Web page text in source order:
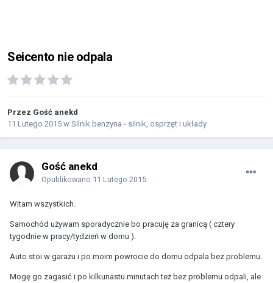
Seicento nie odpala
Przez Gość anekd
11 Lutego 2015 w Silnik benzyna - silnik, osprzęt i układy
Gość anekd
Opublikowano 11 Lutego 2015
Witam wszystkich.
Samochód używam sporadycznie bo pracuję za granicą ( cztery
tygodnie w pracy/tydzień w domu ).
Auto stoi w garażu i po moim powrocie do domu odpala bez problemu.
Mogę go zagasić i po kilkunastu minutach też bez problemu odpali, ale